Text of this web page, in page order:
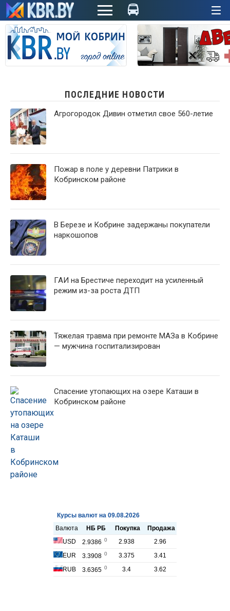
ПОСЛЕДНИЕ НОВОСТИ
Агрогородок Дивин отметил свое 560-летие
Пожар в поле у деревни Патрики в
Кобринском районе
В Березе и Кобрине задержаны покупатели
наркошопов
ГАИ на Брестиче переходит на усиленный
режим из-за роста ДТП
Тяжелая травма при ремонте МАЗа в Кобрине
— мужчина госпитализирован
Спасение утопающих на озере Каташи в
Кобринском районе